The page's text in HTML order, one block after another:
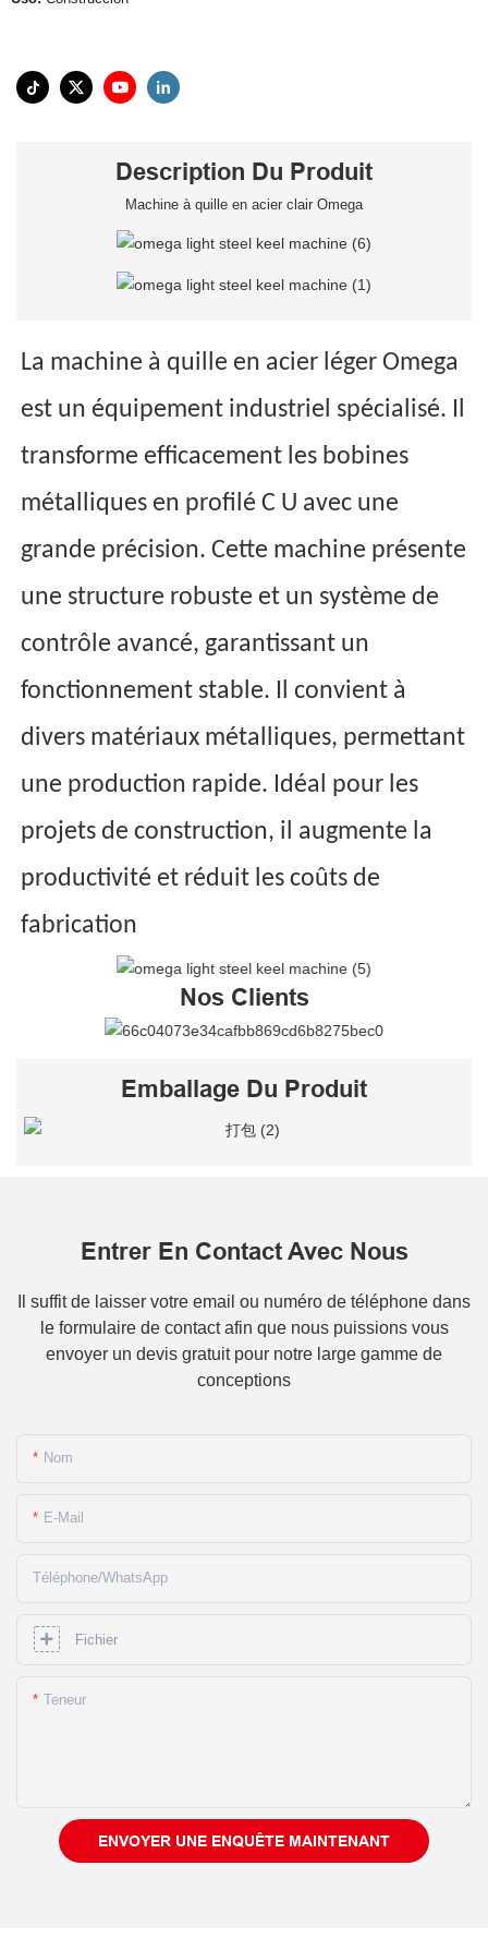
Description Du Produit
Machine à quille en acier clair Omega
La machine à quille en acier léger Omega
est un équipement industriel spécialisé. Il
transforme efficacement les bobines
métalliques en profilé C U avec une
grande précision. Cette machine présente
une structure robuste et un système de
contrôle avancé, garantissant un
fonctionnement stable. Il convient à
divers matériaux métalliques, permettant
une production rapide. Idéal pour les
projets de construction, il augmente la
productivité et réduit les coûts de
fabrication
Nos Clients
Emballage Du Produit
Entrer En Contact Avec Nous
Il suffit de laisser votre email ou numéro de téléphone dans
le formulaire de contact afin que nous puissions vous
envoyer un devis gratuit pour notre large gamme de
conceptions
Nom
E-Mail
Téléphone/WhatsApp
Fichier
Teneur
ENVOYER UNE ENQUÊTE MAINTENANT